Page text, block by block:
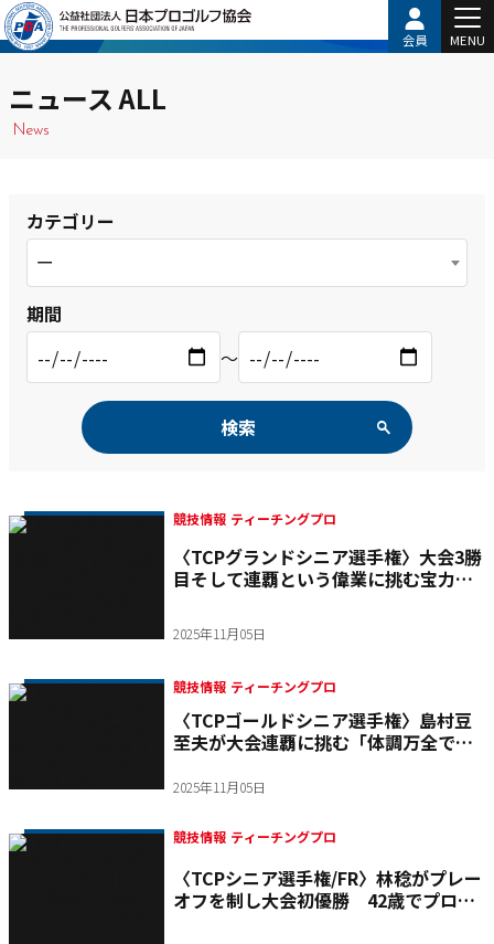
会員 MENU
ニュース ALL
News
カテゴリー
ー
期間
〜
検索
競技情報 ティーチングプロ
〈TCPグランドシニア選手権〉大会3勝
目そして連覇という偉業に挑む宝力寿
2025年11月05日
競技情報 ティーチングプロ
〈TCPゴールドシニア選手権〉島村豆
至夫が大会連覇に挑む「体調万全で
2025年11月05日
競技情報 ティーチングプロ
〈TCPシニア選手権/FR〉林稔がプレー
オフを制し大会初優勝 42歳でプロテ